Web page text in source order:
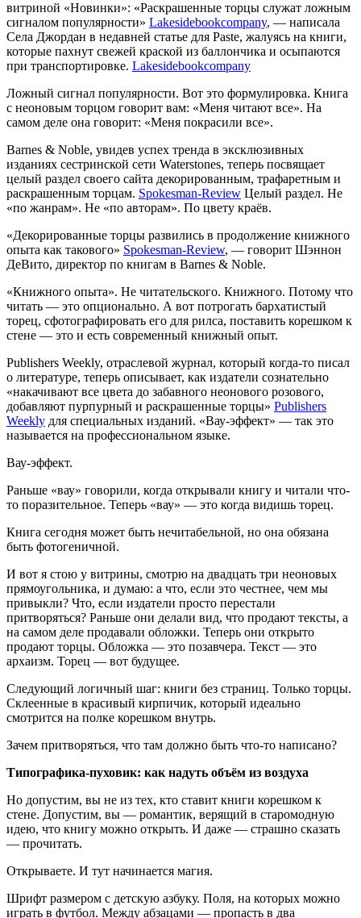
витриной «Новинки»: «Раскрашенные торцы служат ложным
сигналом популярности» Lakesidebookcompany, — написала
Селa Джордан в недавней статье для Paste, жалуясь на книги,
которые пахнут свежей краской из баллончика и осыпаются
при транспортировке. Lakesidebookcompany
Ложный сигнал популярности. Вот это формулировка. Книга
с неоновым торцом говорит вам: «Меня читают все». На
самом деле она говорит: «Меня покрасили все».
Barnes & Noble, увидев успех тренда в эксклюзивных
изданиях сестринской сети Waterstones, теперь посвящает
целый раздел своего сайта декорированным, трафаретным и
раскрашенным торцам. Spokesman-Review Целый раздел. Не
«по жанрам». Не «по авторам». По цвету краёв.
«Декорированные торцы развились в продолжение книжного
опыта как такового» Spokesman-Review, — говорит Шэннон
ДеВито, директор по книгам в Barnes & Noble.
«Книжного опыта». Не читательского. Книжного. Потому что
читать — это опционально. А вот потрогать бархатистый
торец, сфотографировать его для рилса, поставить корешком к
стене — это и есть современный книжный опыт.
Publishers Weekly, отраслевой журнал, который когда-то писал
о литературе, теперь описывает, как издатели сознательно
«накачивают все цвета до забавного неонового розового,
добавляют пурпурный и раскрашенные торцы» Publishers
Weekly для специальных изданий. «Вау-эффект» — так это
называется на профессиональном языке.
Вау-эффект.
Раньше «вау» говорили, когда открывали книгу и читали что-
то поразительное. Теперь «вау» — это когда видишь торец.
Книга сегодня может быть нечитабельной, но она обязана
быть фотогеничной.
И вот я стою у витрины, смотрю на двадцать три неоновых
прямоугольника, и думаю: а что, если это честнее, чем мы
привыкли? Что, если издатели просто перестали
притворяться? Раньше они делали вид, что продают тексты, а
на самом деле продавали обложки. Теперь они открыто
продают торцы. Обложка — это позавчера. Текст — это
архаизм. Торец — вот будущее.
Следующий логичный шаг: книги без страниц. Только торцы.
Склеенные в красивый кирпичик, который идеально
смотрится на полке корешком внутрь.
Зачем притворяться, что там должно быть что-то написано?
Типографика-пуховик: как надуть объём из воздуха
Но допустим, вы не из тех, кто ставит книги корешком к
стене. Допустим, вы — романтик, верящий в старомодную
идею, что книгу можно открыть. И даже — страшно сказать
— прочитать.
Открываете. И тут начинается магия.
Шрифт размером с детскую азбуку. Поля, на которых можно
играть в футбол. Между абзацами — пропасть в два